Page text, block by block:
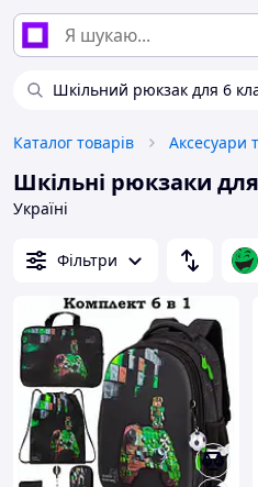
Шкільний рюкзак для 6
Каталог товарів Аксесуари
Шкільні рюкзаки
Україні
Фільтри